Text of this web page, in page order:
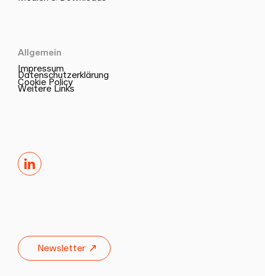
Allgemein
Impressum
Datenschutzerklärung
Cookie Policy
Weitere Links
LinkedIn
Newsletter